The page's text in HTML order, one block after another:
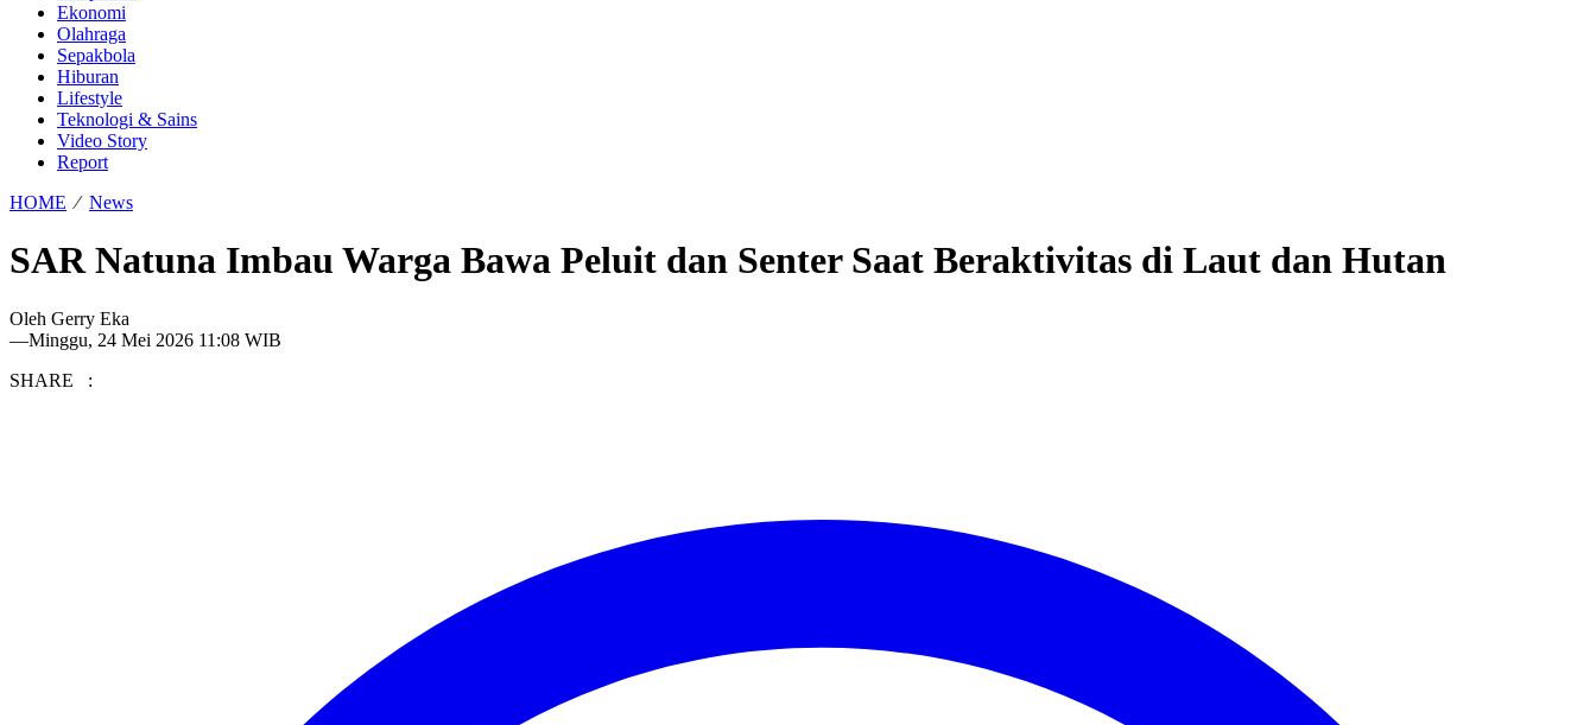
Ekonomi
Olahraga
Sepakbola
Hiburan
Lifestyle
Teknologi & Sains
Video Story
Report
HOME ⁄ News
SAR Natuna Imbau Warga Bawa Peluit dan Senter Saat Beraktivitas di Laut dan Hutan
Oleh Gerry Eka
—Minggu, 24 Mei 2026 11:08 WIB
SHARE :